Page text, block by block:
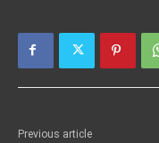
Previous article